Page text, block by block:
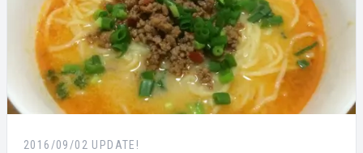
2016/09/02 UPDATE!